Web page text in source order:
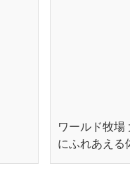
ワールド牧場
にふれあえ